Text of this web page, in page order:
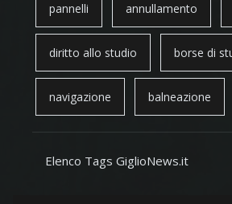
pannelli annullamento
diritto allo studio borse di
navigazione balneazione
Elenco Tags GiglioNews.it